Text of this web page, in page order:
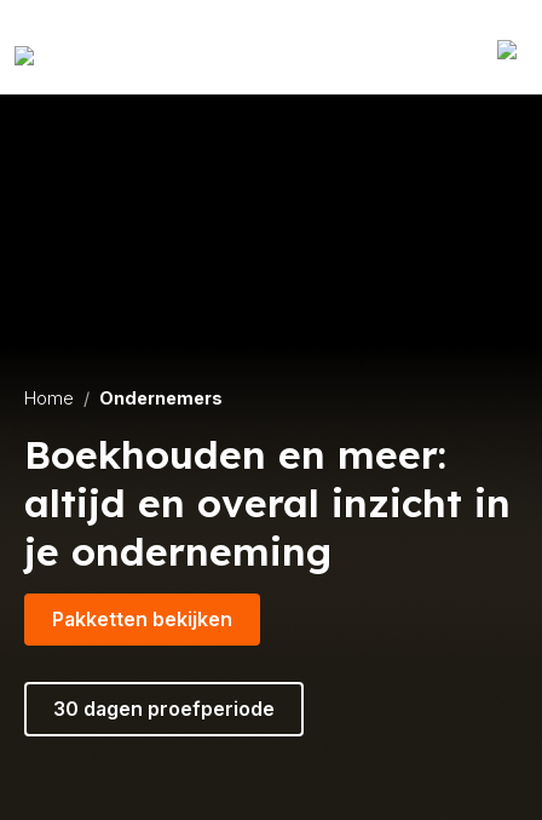
Home Ondernemers
Boekhouden en meer:
altijd en overal inzicht in
je onderneming
Pakketten bekijken
30 dagen proefperiode